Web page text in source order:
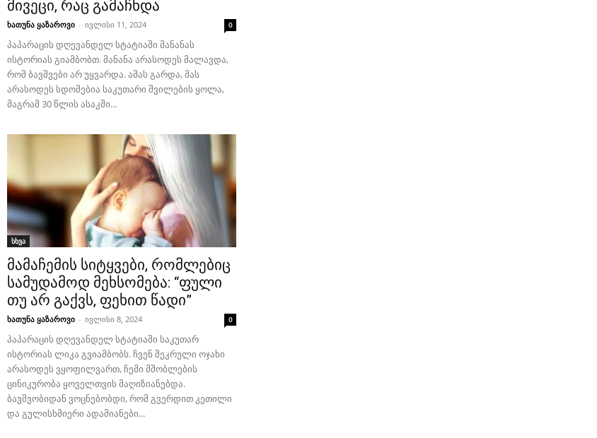
მივეცი, რაც გამაჩნდა
ხათუნა ყაზაროვი - ივლისი 11, 2024 0
პაპარაცის დღევანდელ სტატიაში მანანას
ისტორიას გიამბობთ. მანანა არასოდეს მალავდა,
რომ ბავშვები არ უყვარდა. ამას გარდა, მას
არასოდეს სდომებია საკუთარი შვილების ყოლა,
მაგრამ 30 წლის ასაკში...
სხვა
მამაჩემის სიტყვები, რომლებიც
სამუდამოდ მეხსომება: “ფული
თუ არ გაქვს, ფეხით წადი”
ხათუნა ყაზაროვი - ივლისი 8, 2024 0
პაპარაცის დღევანდელ სტატიაში საკუთარ
ისტორიას ლიკა გვიამბობს. ჩვენ შეკრული ოჯახი
არასოდეს ვყოფილვართ, ჩემი მშობლების
ცინიკურობა ყოველთვის მაღიზიანებდა.
ბავშვობიდან ვოცნებობდი, რომ გვერდით კეთილი
და გულისხმიერი ადამიანები...